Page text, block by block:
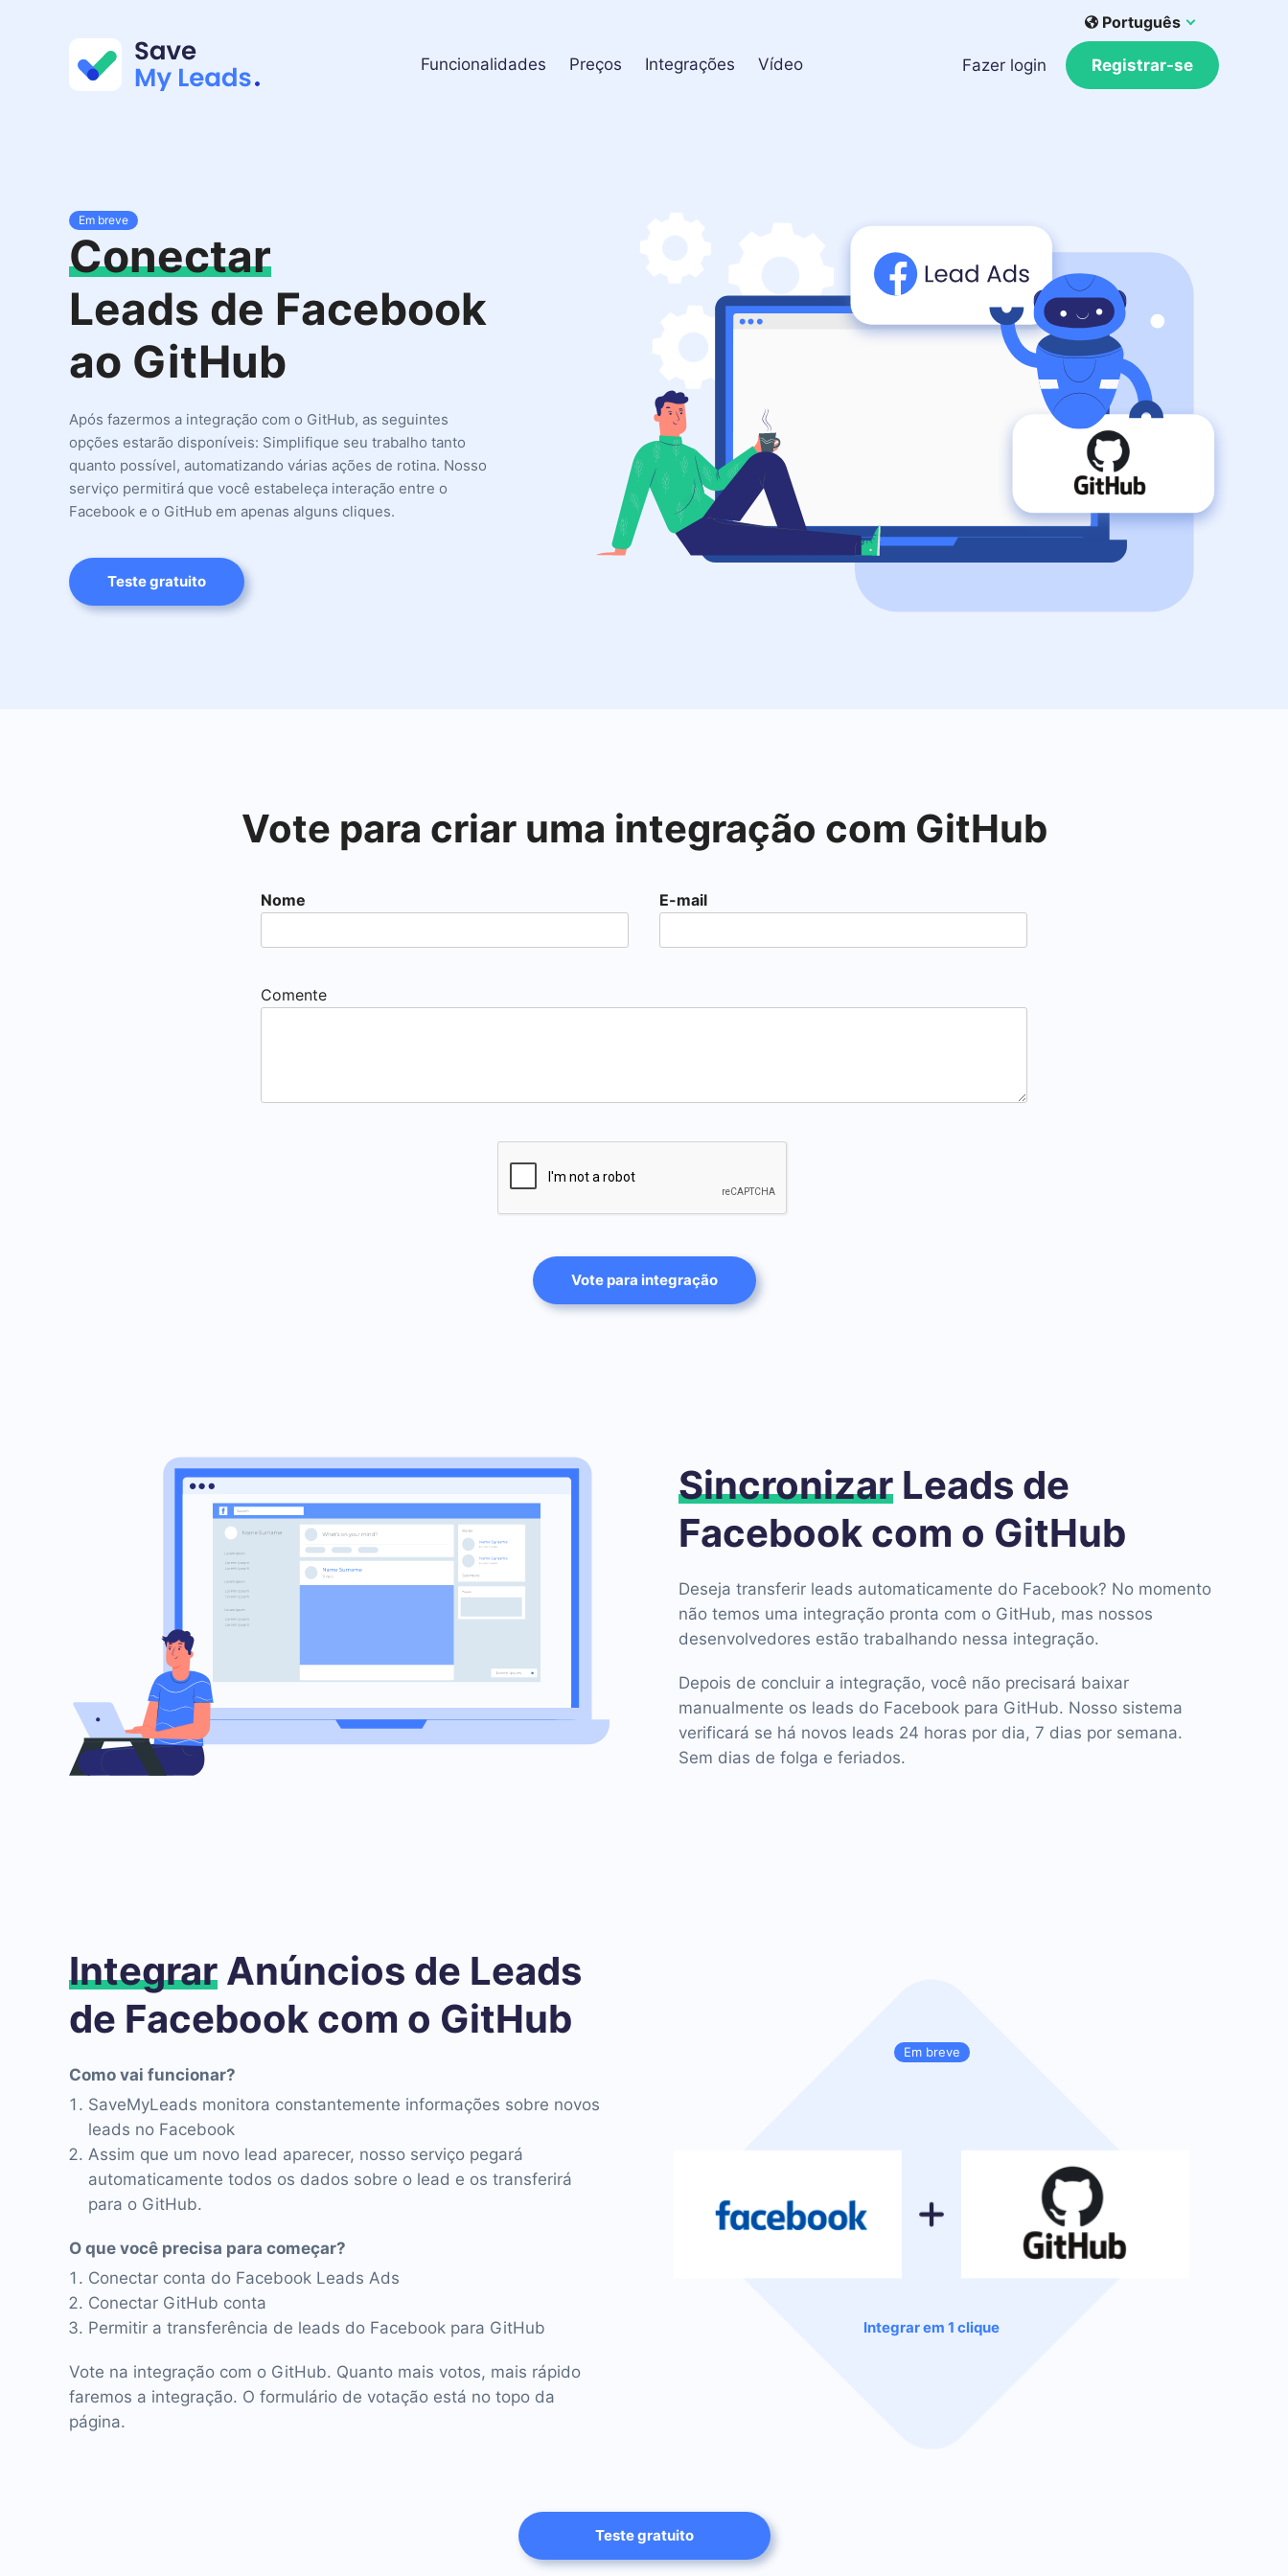
Funcionalidades Preços Integrações Vídeo
Português
Fazer login Registrar-se
Em breve
Conectar
Leads de Facebook
ao GitHub
Após fazermos a integração com o GitHub, as seguintes
opções estarão disponíveis: Simplifique seu trabalho tanto
quanto possível, automatizando várias ações de rotina. Nosso
serviço permitirá que você estabeleça interação entre o
Facebook e o GitHub em apenas alguns cliques.
Teste gratuito
Vote para criar uma integração com GitHub
Nome E-mail
Comente
Vote para integração
Sincronizar Leads de
Facebook com o GitHub
Deseja transferir leads automaticamente do Facebook? No momento
não temos uma integração pronta com o GitHub, mas nossos
desenvolvedores estão trabalhando nessa integração.
Depois de concluir a integração, você não precisará baixar
manualmente os leads do Facebook para GitHub. Nosso sistema
verificará se há novos leads 24 horas por dia, 7 dias por semana.
Sem dias de folga e feriados.
Em breve
Integrar em 1 clique
Integrar Anúncios de Leads
de Facebook com o GitHub
Como vai funcionar?
SaveMyLeads monitora constantemente informações sobre novos
leads no Facebook
Assim que um novo lead aparecer, nosso serviço pegará
automaticamente todos os dados sobre o lead e os transferirá
para o GitHub.
O que você precisa para começar?
Conectar conta do Facebook Leads Ads
Conectar GitHub conta
Permitir a transferência de leads do Facebook para GitHub
Vote na integração com o GitHub. Quanto mais votos, mais rápido
faremos a integração. O formulário de votação está no topo da
página.
Teste gratuito